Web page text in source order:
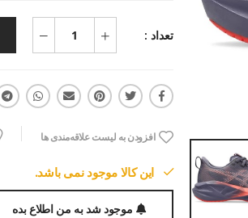
تعداد :
افزودن به لیست علاقه‌مندی ها
این کالا موجود نمی باشد.
موجود شد به من اطلاع بده